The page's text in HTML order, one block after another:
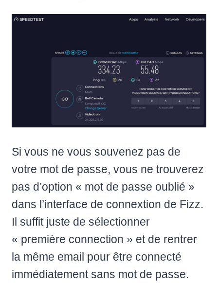
Si vous ne vous souvenez pas de
votre mot de passe, vous ne trouverez
pas d’option « mot de passe oublié »
dans l’interface de connextion de Fizz.
Il suffit juste de sélectionner
« première connection » et de rentrer
la même email pour être connecté
immédiatement sans mot de passe.